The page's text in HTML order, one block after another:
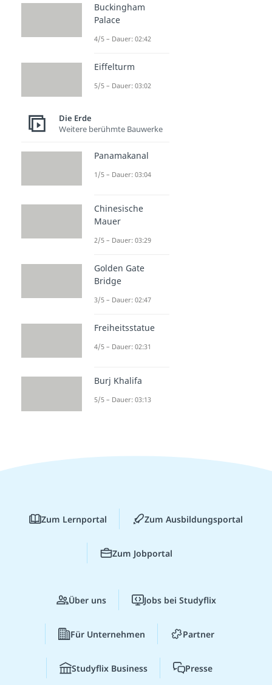
Buckingham
Palace
4/5 – Dauer: 02:42
Eiffelturm
5/5 – Dauer: 03:02
Die Erde
Weitere berühmte Bauwerke
Panamakanal
1/5 – Dauer: 03:04
Chinesische
Mauer
2/5 – Dauer: 03:29
Golden Gate
Bridge
3/5 – Dauer: 02:47
Freiheitsstatue
4/5 – Dauer: 02:31
Burj Khalifa
5/5 – Dauer: 03:13
Zum Lernportal Zum Ausbildungsportal
Zum Jobportal
Über uns Jobs bei Studyflix
Für Unternehmen Partner
Studyflix Business Presse